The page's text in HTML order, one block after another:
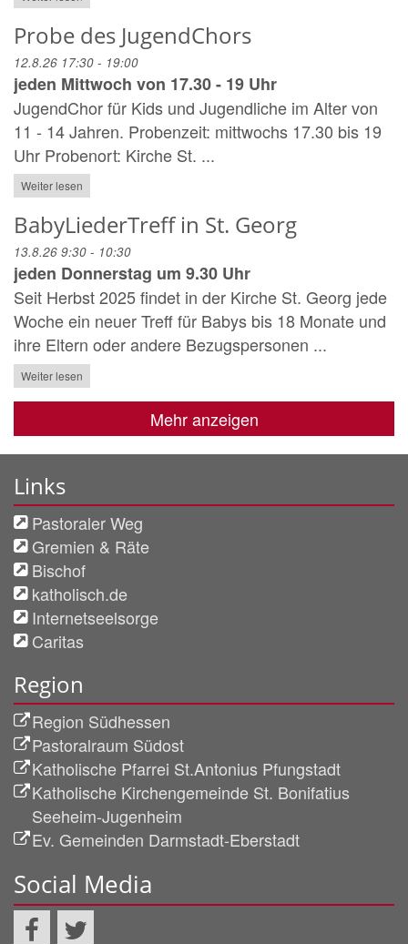
Probe des JugendChors
12.8.26 17:30 - 19:00
jeden Mittwoch von 17.30 - 19 Uhr
JugendChor für Kids und Jugendliche im Alter von
11 - 14 Jahren. Probenzeit: mittwochs 17.30 bis 19
Uhr Probenort: Kirche St. ...
Weiter lesen
BabyLiederTreff in St. Georg
13.8.26 9:30 - 10:30
jeden Donnerstag um 9.30 Uhr
Seit Herbst 2025 findet in der Kirche St. Georg jede
Woche ein neuer Treff für Babys bis 18 Monate und
ihre Eltern oder andere Bezugspersonen ...
Weiter lesen
Mehr anzeigen
Links
Pastoraler Weg
Gremien & Räte
Bischof
katholisch.de
Internetseelsorge
Caritas
Region
Region Südhessen
Pastoralraum Südost
Katholische Pfarrei St.Antonius Pfungstadt
Katholische Kirchengemeinde St. Bonifatius
Seeheim-Jugenheim
Ev. Gemeinden Darmstadt-Eberstadt
Social Media